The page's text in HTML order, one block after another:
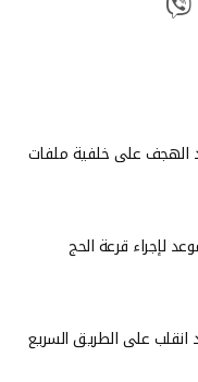
الهجف على خلفية ملفات
لإجراء قرعة الحج
على الطريق السريع